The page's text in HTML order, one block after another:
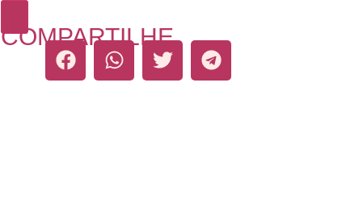
COMPARTILHE